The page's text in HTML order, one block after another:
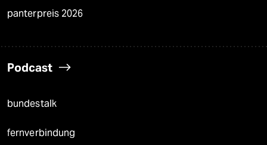
panterpreis 2026
Podcast
bundestalk
fernverbindung